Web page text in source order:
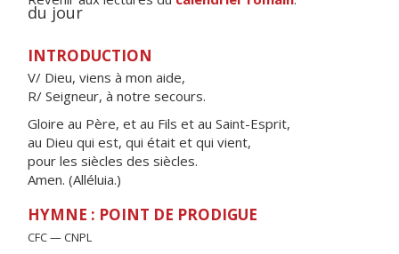
du jour
INTRODUCTION
V/ Dieu, viens à mon aide,
R/ Seigneur, à notre secours.
Gloire au Père, et au Fils et au Saint-Esprit,
au Dieu qui est, qui était et qui vient,
pour les siècles des siècles.
Amen. (Alléluia.)
HYMNE : POINT DE PRODIGUE
CFC — CNPL